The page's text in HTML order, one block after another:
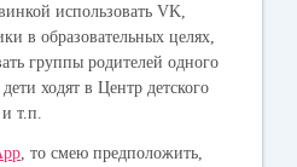
использовать VK,
в образовательных целях,
группы родителей одного
ходят в Центр детского
т.п.
, то смею предположить,